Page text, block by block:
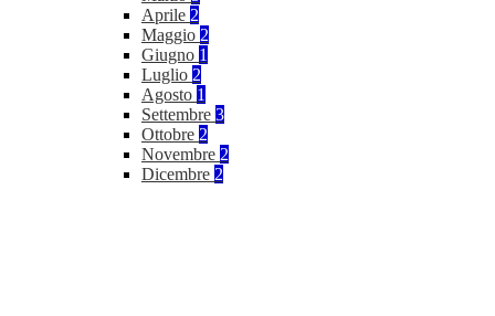
Aprile 2
Maggio 2
Giugno 1
Luglio 2
Agosto 1
Settembre 3
Ottobre 2
Novembre 2
Dicembre 2